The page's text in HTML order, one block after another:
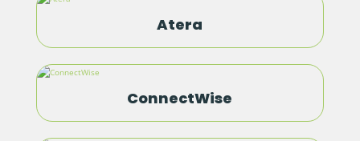
Atera
ConnectWise